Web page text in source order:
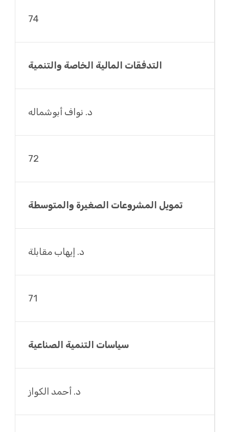
74
التدفقات المالية الخاصة والتنمية
د. نواف أبوشماله
72
تمويل المشروعات الصغيرة والمتوسطة
د. إيهاب مقابلة
71
سياسات التنمية الصناعية
د. أحمد الكواز